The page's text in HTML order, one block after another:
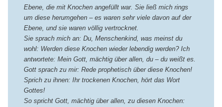
Ebene, die mit Knochen angefüllt war. Sie ließ mich rings
um diese herumgehen – es waren sehr viele davon auf der
Ebene, und sie waren völlig vertrocknet.
Sie sprach mich an: Du, Menschenkind, was meinst du
wohl: Werden diese Knochen wieder lebendig werden? Ich
antwortete: Mein Gott, mächtig über allen, du – du weißt es.
Gott sprach zu mir: Rede prophetisch über diese Knochen!
Sprich zu ihnen: Ihr trockenen Knochen, hört das Wort
Gottes!
So spricht Gott, mächtig über allen, zu diesen Knochen: